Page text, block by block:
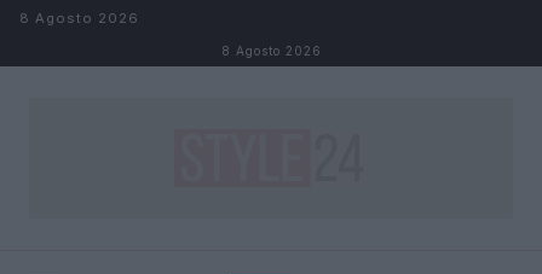
Salta al contenuto
8 Agosto 2026
8 Agosto 2026